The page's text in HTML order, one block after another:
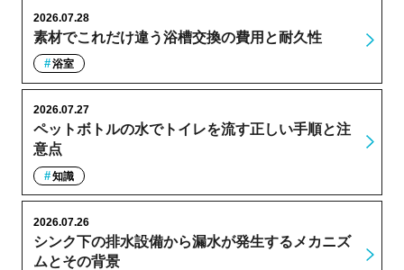
素材でこれだけ違う浴槽交換の費用と耐久性
2026.07.28
浴室
ペットボトルの水でトイレを流す正しい手順と注
意点
2026.07.27
知識
シンク下の排水設備から漏水が発生するメカニズ
ムとその背景
2026.07.26